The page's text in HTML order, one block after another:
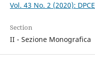
Vol. 43 No. 2 (2020):
Section
II - Sezione Monografica